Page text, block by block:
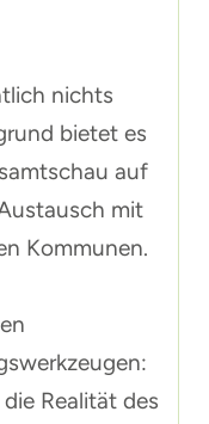
nichts
bietet es
auf
mit
Kommunen.
Realität des